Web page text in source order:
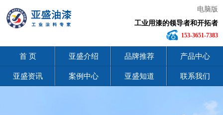
电脑版
工业用漆的领导者和开拓者
153-3651-7383
首 页 亚盛介绍 品牌推荐 产品中心
亚盛资讯 案例中心 亚盛知道 联系我们